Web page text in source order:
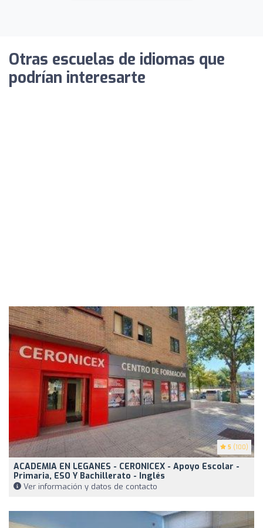
Otras escuelas de idiomas que
podrían interesarte
5 (100)
ACADEMIA EN LEGANES - CERONICEX - Apoyo Escolar -
Primaria, ESO Y Bachillerato - Inglés
Ver información y datos de contacto